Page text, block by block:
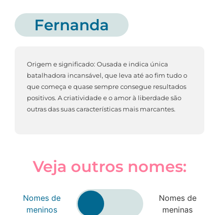
Fernanda
Origem e significado: Ousada e indica única
batalhadora incansável, que leva até ao fim tudo o
que começa e quase sempre consegue resultados
positivos. A criatividade e o amor à liberdade são
outras das suas características mais marcantes.
Veja outros nomes:
Nomes de
meninos
Nomes de
meninas